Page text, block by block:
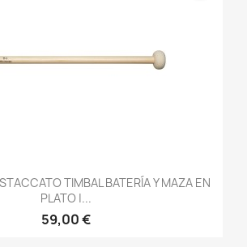
TIMBAL BATERÍA Y MAZA EN
PLATO |...
59,00 €